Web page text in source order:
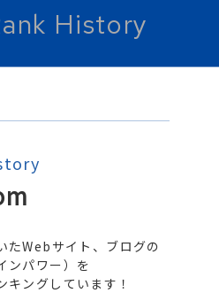
History
たWebサイト、ブログの
ンパワー）を
キングしています！